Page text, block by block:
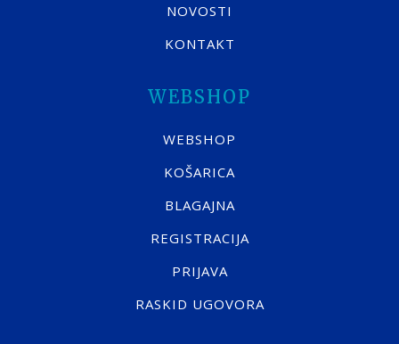
NOVOSTI
KONTAKT
WEBSHOP
WEBSHOP
KOŠARICA
BLAGAJNA
REGISTRACIJA
PRIJAVA
RASKID UGOVORA